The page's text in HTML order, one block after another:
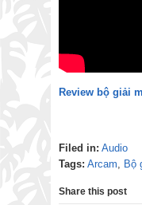
Review bộ giải
Filed in: Audio
Tags: Arcam, Bộ
Share this post